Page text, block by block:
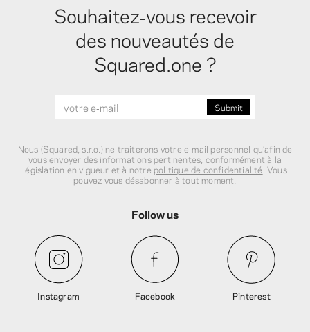
Souhaitez‑vous recevoir
des nouveautés de
Squared.one ?
Nous (Squared, s.r.o.) ne traiterons votre e‑mail personnel qu’afin de
vous envoyer des informations pertinentes, conformément à la
législation en vigueur et à notre politique de confidentialité . Vous
pouvez vous désabonner à tout moment.
Follow us
Instagram Facebook Pinterest